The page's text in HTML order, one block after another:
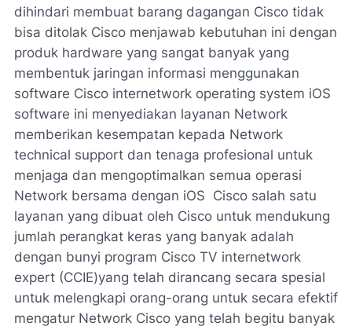
dihindari membuat barang dagangan Cisco tidak
bisa ditolak Cisco menjawab kebutuhan ini dengan
produk hardware yang sangat banyak yang
membentuk jaringan informasi menggunakan
software Cisco internetwork operating system iOS
software ini menyediakan layanan Network
memberikan kesempatan kepada Network
technical support dan tenaga profesional untuk
menjaga dan mengoptimalkan semua operasi
Network bersama dengan iOS Cisco salah satu
layanan yang dibuat oleh Cisco untuk mendukung
jumlah perangkat keras yang banyak adalah
dengan bunyi program Cisco TV internetwork
expert (CCIE)yang telah dirancang secara spesial
untuk melengkapi orang-orang untuk secara efektif
mengatur Network Cisco yang telah begitu banyak